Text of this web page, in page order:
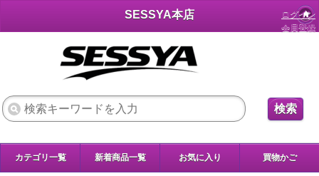
SESSYA本店
ログイン
会員登録
検索
カテゴリ一覧 新着商品一覧 お気に入り 買物かご